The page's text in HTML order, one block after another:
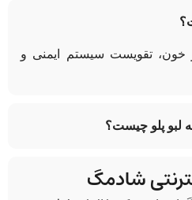
تقویست سیستم ایمنی و
لبو پلو چیست؟
شادمگ